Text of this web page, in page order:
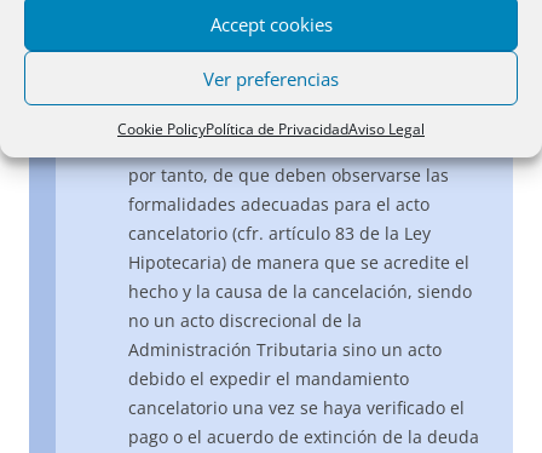
Accept cookies
Ver preferencias
Cookie PolicyPolítica de PrivacidadAviso Legal
exclusivo de obtener una subvención
otorgada por las Administraciones
Públicas, no acredita, en concreto, el pago
por tanto, de que deben observarse las
formalidades adecuadas para el acto
cancelatorio (cfr. artículo 83 de la Ley
Hipotecaria) de manera que se acredite el
hecho y la causa de la cancelación, siendo
no un acto discrecional de la
Administración Tributaria sino un acto
debido el expedir el mandamiento
cancelatorio una vez se haya verificado el
pago o el acuerdo de extinción de la deuda